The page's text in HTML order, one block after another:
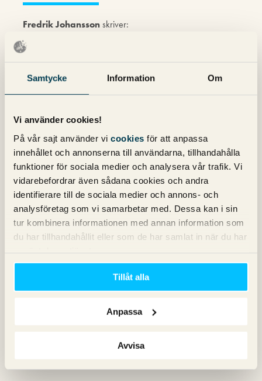
Samtycke Information Om
Vi använder cookies!
På vår sajt använder vi cookies för att anpassa
innehållet och annonserna till användarna, tillhandahålla
funktioner för sociala medier och analysera vår trafik. Vi
vidarebefordrar även sådana cookies och andra
identifierare till de sociala medier och annons- och
analysföretag som vi samarbetar med. Dessa kan i sin
tur kombinera informationen med annan information som
du har tillhandahållit eller som de har samlat in när du har
Tillåt alla
Anpassa
Avvisa
Fredrik Johanssonskriver:
30 maj 2012 kl. 11:57
Håller med att Majestic är överlägset, också det jag
SEOmoz för länge sedan och var inte direkt imponerad.
Sen gör den senaste majestic uppdateringen bara att det
Björn Edvinsson skriver:
30 maj 2012 kl. 15:20
Någon som vet varför Yahoo Sire Explorer lades ner? På
webbsidan står det ju att det har flyttats ihop med Bing
Webmaster Tools – någon som provat det?
Jag som inte är en speciellt avancerad SEO:are tycker att
det känns ganska motigt att betala för ett länkverktyg. För
att kolla placeringar snabbt och enkelt kan jag varmt
rekommendera Gserp.se, förresten.
skriver:
Siteexplorer lades ned för att Yahoo inte längre har sök,